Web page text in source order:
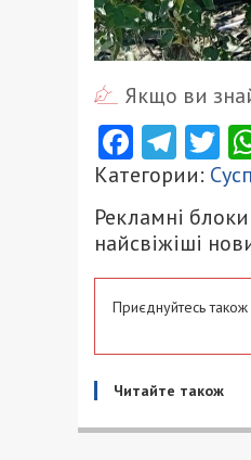
Якщо ви
Категории:
Рекламні
найсвіжіші
Приєднуйтесь
Читайте також